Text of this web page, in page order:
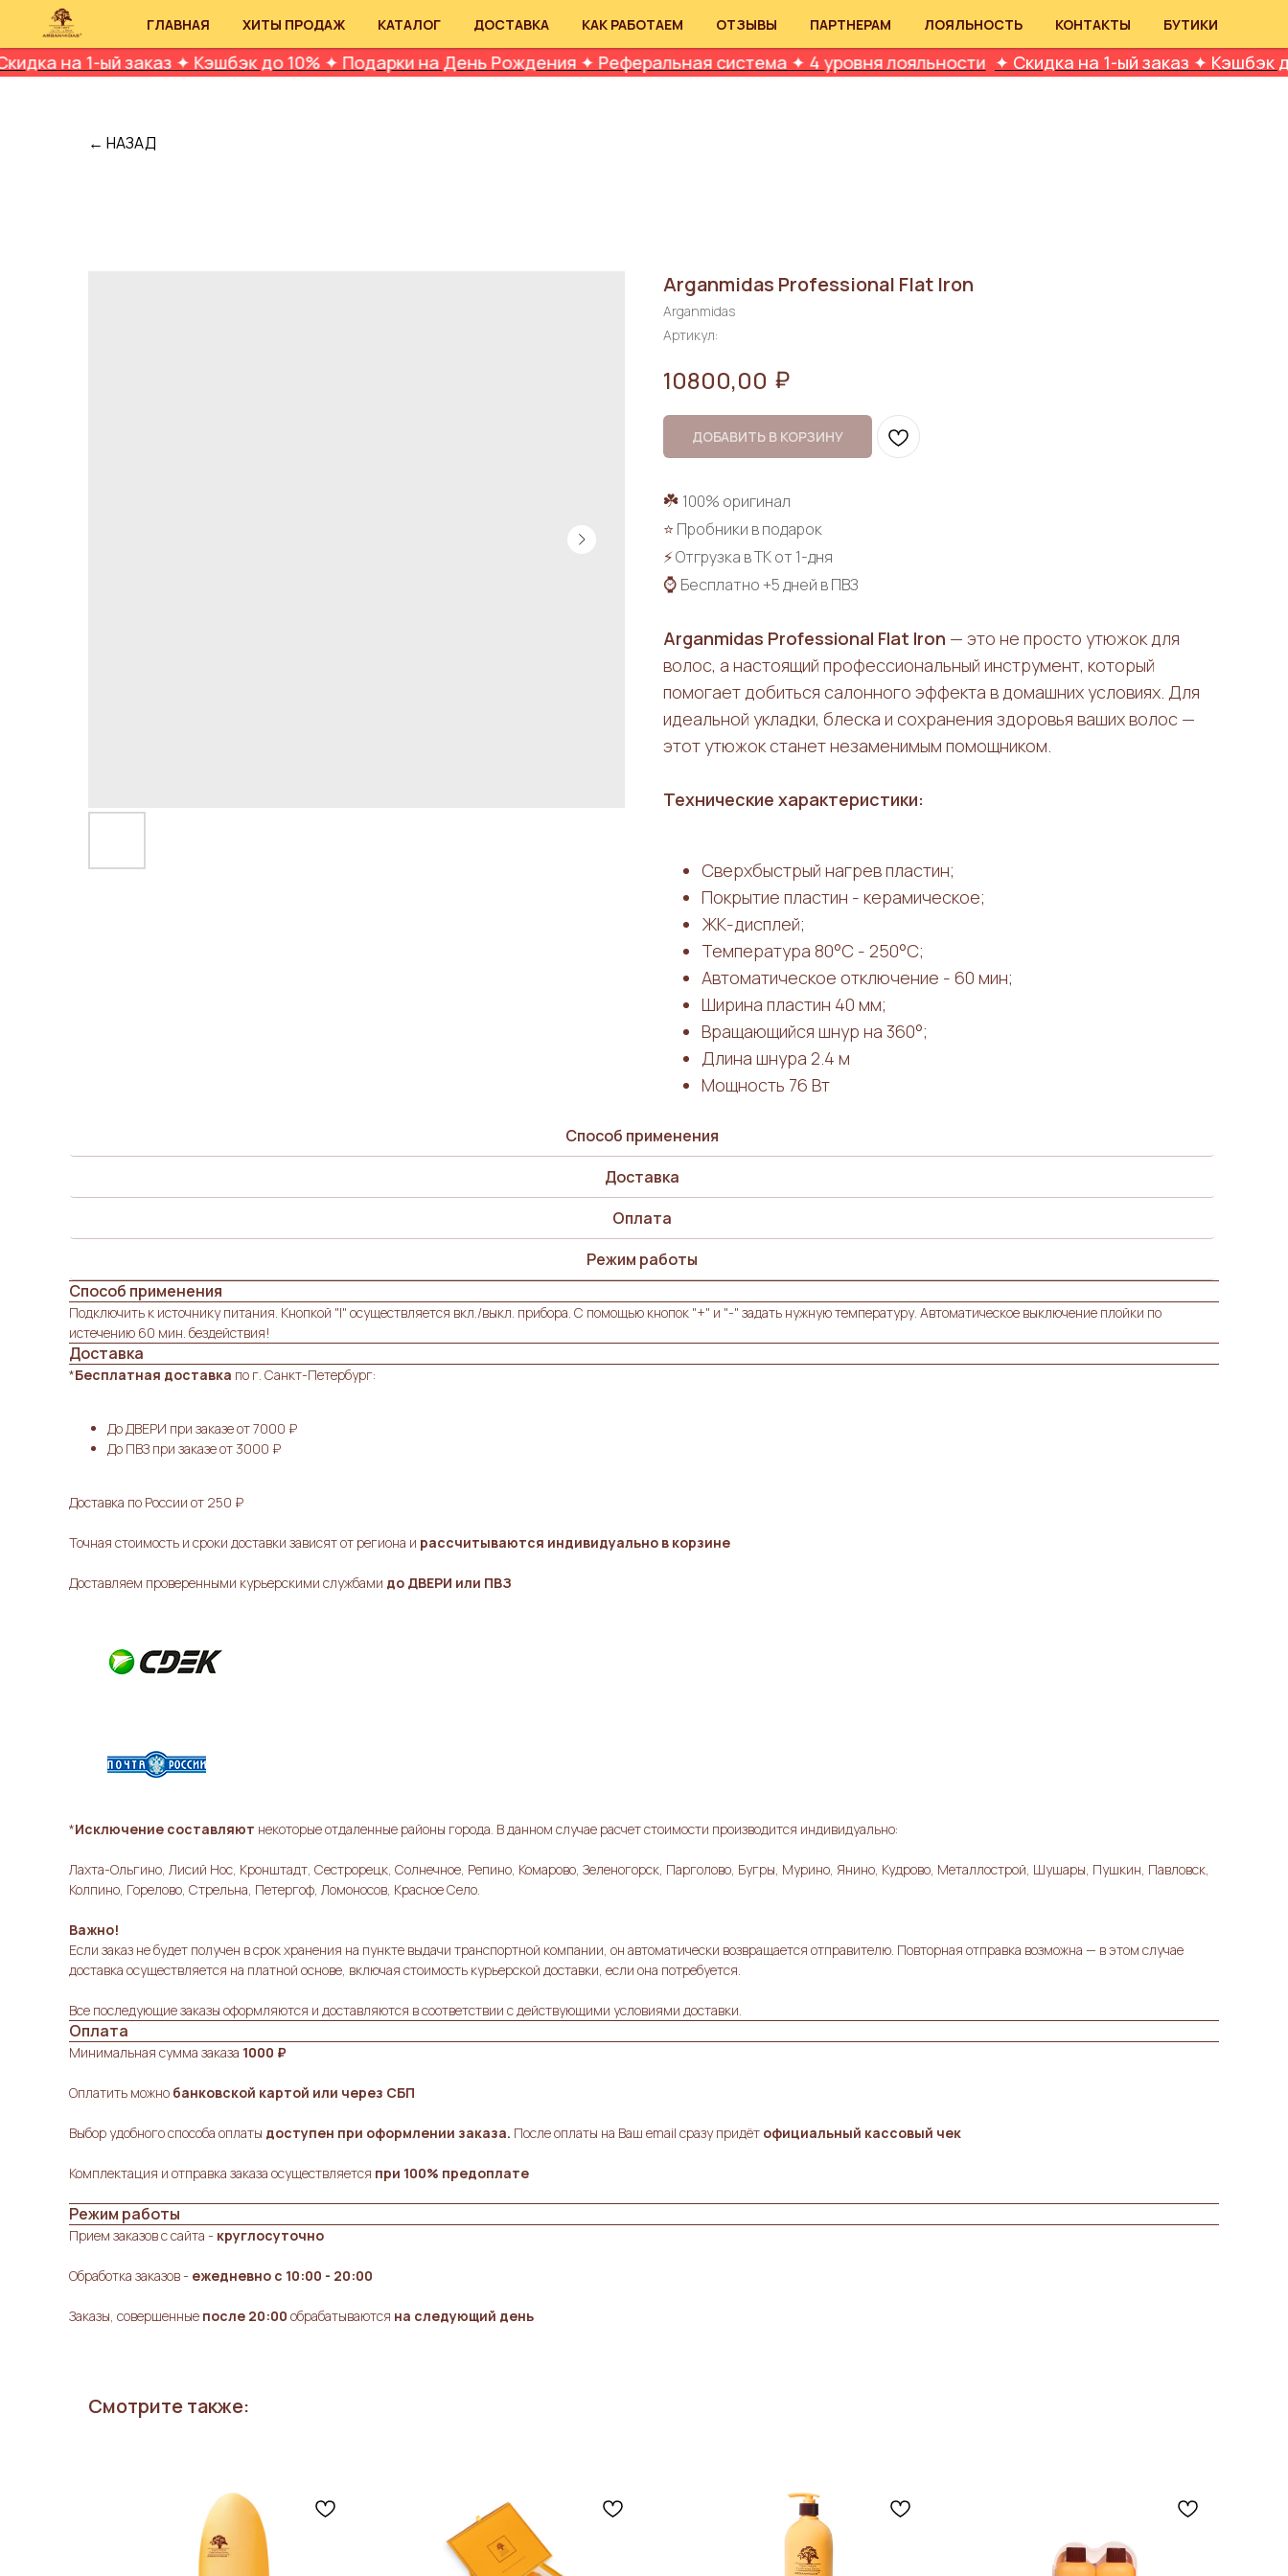
ГЛАВНАЯ ХИТЫ ПРОДАЖ КАТАЛОГ ДОСТАВКА КАК РАБОТАЕМ ОТЗЫВЫ ПАРТНЕРАМ ЛОЯЛЬНОСТЬ КОНТАКТЫ БУТИКИ
ый заказ ✦ Кэшбэк до 10% ✦ Подарки на День Рождения ✦ Реферальная система ✦ 4 уровня лояльности ✦ Скидка на 1-ый заказ ✦ Кэшбэк до 10% ✦
← НАЗАД
Arganmidas Professional Flat Iron
Arganmidas
Артикул:
10800,00 ₽
ДОБАВИТЬ В КОРЗИНУ
☘️ 100% оригинал
⭐ Пробники в подарок
⚡Отгрузка в ТК от 1-дня
⌚ Бесплатно +5 дней в ПВЗ
Arganmidas Professional Flat Iron — это не просто утюжок для
волос, а настоящий профессиональный инструмент, который
помогает добиться салонного эффекта в домашних условиях. Для
идеальной укладки, блеска и сохранения здоровья ваших волос —
этот утюжок станет незаменимым помощником.
Технические характеристики:
Сверхбыстрый нагрев пластин;
Покрытие пластин - керамическое;
ЖК-дисплей;
Температура 80°С - 250°С;
Автоматическое отключение - 60 мин;
Ширина пластин 40 мм;
Вращающийся шнур на 360°;
Длина шнура 2.4 м
Мощность 76 Вт
Способ применения
Доставка
Оплата
Режим работы
Способ применения
Подключить к источнику питания. Кнопкой "I" осуществляется вкл./выкл. прибора. С помощью кнопок "+" и "-" задать нужную температуру. Автоматическое выключение плойки по
истечению 60 мин. бездействия!
Доставка
*Бесплатная доставка по г. Санкт-Петербург:
До ДВЕРИ при заказе от 7000 ₽
До ПВЗ при заказе от 3000 ₽
Доставка по России от 250 ₽
Точная стоимость и сроки доставки зависят от региона и рассчитываются индивидуально в корзине
Доставляем проверенными курьерскими службами до ДВЕРИ или ПВЗ
*Исключение составляют некоторые отдаленные районы города. В данном случае расчет стоимости производится индивидуально:
Лахта-Ольгино, Лисий Нос, Кронштадт, Сестрорецк, Солнечное, Репино, Комарово, Зеленогорск, Парголово, Бугры, Мурино, Янино, Кудрово, Металлострой, Шушары, Пушкин, Павловск,
Колпино, Горелово, Стрельна, Петергоф, Ломоносов, Красное Село.
Важно!
Если заказ не будет получен в срок хранения на пункте выдачи транспортной компании, он автоматически возвращается отправителю. Повторная отправка возможна — в этом случае
доставка осуществляется на платной основе, включая стоимость курьерской доставки, если она потребуется.
Все последующие заказы оформляются и доставляются в соответствии с действующими условиями доставки.
Оплата
Минимальная сумма заказа 1000 ₽
Оплатить можно банковской картой или через СБП
Выбор удобного способа оплаты доступен при оформлении заказа. После оплаты на Ваш email сразу придёт официальный кассовый чек
Комплектация и отправка заказа осуществляется при 100% предоплате
Режим работы
Прием заказов с сайта - круглосуточно
Обработка заказов - ежедневно с 10:00 - 20:00
Заказы, совершенные после 20:00 обрабатываются на следующий день
Смотрите также: